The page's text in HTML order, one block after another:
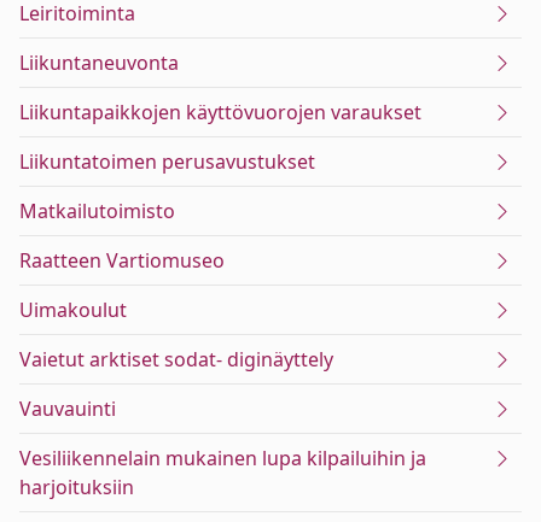
Leiritoiminta
Liikuntaneuvonta
Liikuntapaikkojen käyttövuorojen varaukset
Liikuntatoimen perusavustukset
Matkailutoimisto
Raatteen Vartiomuseo
Uimakoulut
Vaietut arktiset sodat- diginäyttely
Vauvauinti
Vesiliikennelain mukainen lupa kilpailuihin ja
harjoituksiin